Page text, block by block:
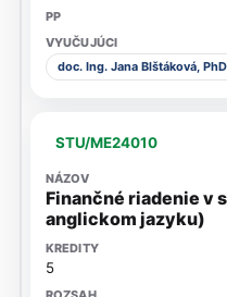
doc. Ing. Jana Blštáková,
STU/ME24010
Finančné riadenie v
anglickom jazyku)
5